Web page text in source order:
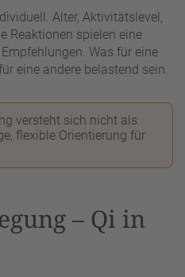
Alter, Aktivitätslevel,
Reaktionen spielen eine
Was für eine
eine andere belastend sein.
versteht sich nicht als
flexible Orientierung für
– Qi in